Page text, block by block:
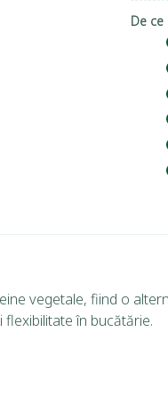
De
vegetale, fiind o
în bucătărie.